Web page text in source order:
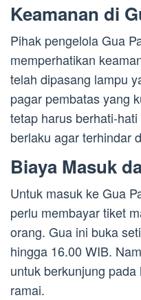
Keamanan di
Pihak pengelola Gua
memperhatikan
telah dipasang lampu
pagar pembatas yang
tetap harus berhati-
berlaku agar terhindar
Biaya Masuk
Untuk masuk ke Gua
perlu membayar tiket
orang. Gua ini buka
hingga 16.00 WIB.
untuk berkunjung
ramai.